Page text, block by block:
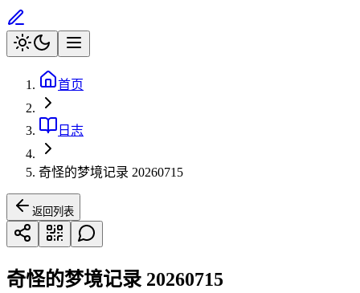
首页
日志
奇怪的梦境记录 20260715
返回列表
奇怪的梦境记录 20260715